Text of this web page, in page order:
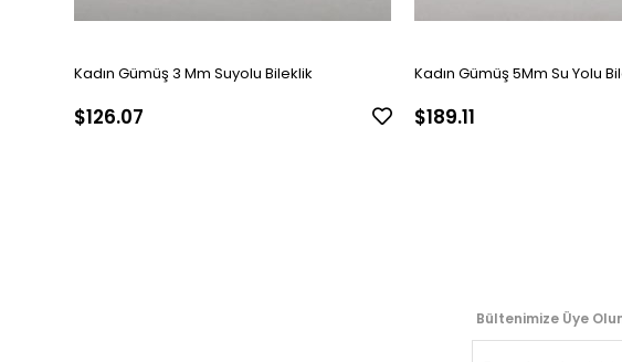
Kadın Gümüş 3 Mm Suyolu Bileklik
$126.07
Kadın Gümüş 5Mm Su Yolu
$189.11
Bültenimize Üye